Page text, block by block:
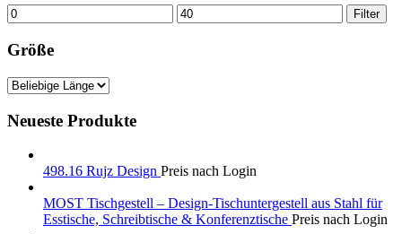
Min.
Preis
Max.
Preis
Filter
Größe
Neueste Produkte
498.16 Rujz Design Preis nach Login
MOST Tischgestell – Design-Tischuntergestell aus Stahl für
Esstische, Schreibtische & Konferenztische Preis nach Login